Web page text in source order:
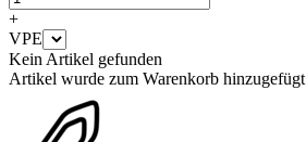
+
VPE
Kein Artikel gefunden
Artikel wurde zum Warenkorb hinzugefügt